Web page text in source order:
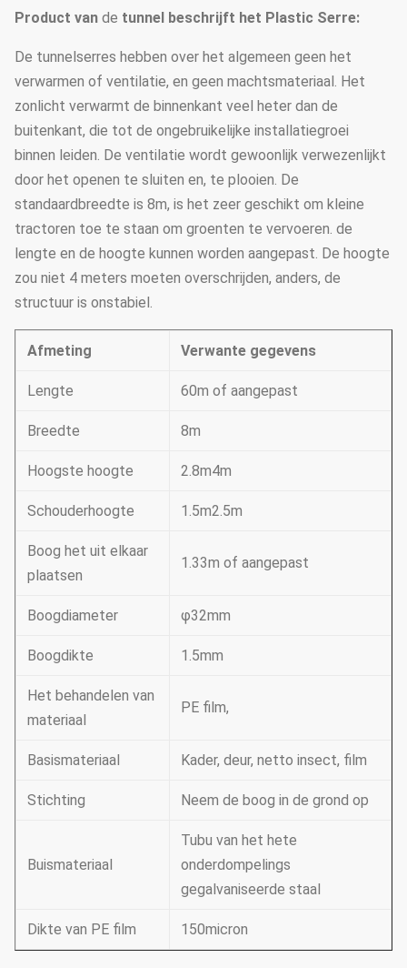
Product van de tunnel beschrijft het Plastic Serre:
De tunnelserres hebben over het algemeen geen het
verwarmen of ventilatie, en geen machtsmateriaal. Het
zonlicht verwarmt de binnenkant veel heter dan de
buitenkant, die tot de ongebruikelijke installatiegroei
binnen leiden. De ventilatie wordt gewoonlijk verwezenlijkt
door het openen te sluiten en, te plooien. De
standaardbreedte is 8m, is het zeer geschikt om kleine
tractoren toe te staan om groenten te vervoeren. de
lengte en de hoogte kunnen worden aangepast. De hoogte
zou niet 4 meters moeten overschrijden, anders, de
structuur is onstabiel.
Afmeting Verwante gegevens
Lengte 60m of aangepast
Breedte 8m
Hoogste hoogte 2.8m4m
Schouderhoogte 1.5m2.5m
Boog het uit elkaar
plaatsen
1.33m of aangepast
Boogdiameter φ32mm
Boogdikte 1.5mm
Het behandelen van
materiaal
PE film,
Basismateriaal Kader, deur, netto insect, film
Stichting Neem de boog in de grond op
Buismateriaal
Tubu van het hete
onderdompelings
gegalvaniseerde staal
Dikte van PE film 150micron